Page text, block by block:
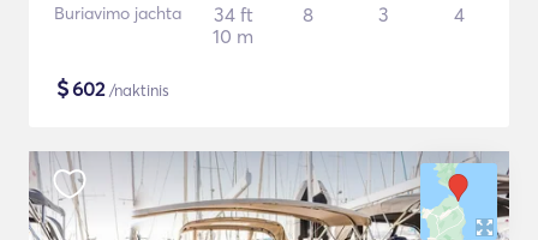
Buriavimo jachta
34 ft
10 m
8 3 4
$602/naktinis